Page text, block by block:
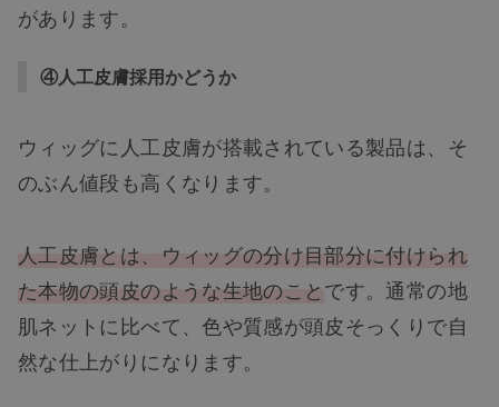
があります。
④人工皮膚採用かどうか
ウィッグに人工皮膚が搭載されている製品は、そ
のぶん値段も高くなります。
人工皮膚とは、ウィッグの分け目部分に付けられ
た本物の頭皮のような生地のことです。通常の地
肌ネットに比べて、色や質感が頭皮そっくりで自
然な仕上がりになります。